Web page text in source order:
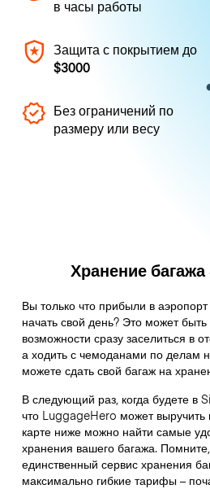
в часы работы
Защита с покрытием до
$3000
Без ограничений по
размеру или весу
Хранение
Вы только что прибыли в
начать свой день? Это может
возможности сразу заселиться в
а ходить с чемоданами по делам
можете сдать свой багаж на
В следующий раз, когда будете в
что LuggageHero может выручить
карте ниже можно найти самые
хранения вашего багажа.
единственный сервис хранения
максимально гибкие тарифы –